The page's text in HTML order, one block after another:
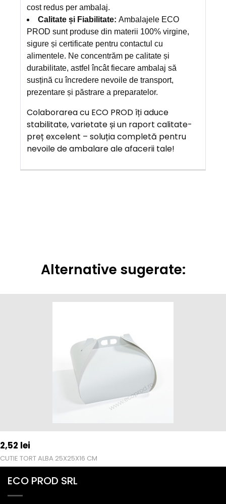
cost redus per ambalaj.
Calitate și Fiabilitate: Ambalajele ECO
PROD sunt produse din materii 100% virgine,
sigure și certificate pentru contactul cu
alimentele. Ne concentrăm pe calitate și
durabilitate, astfel încât fiecare ambalaj să
susțină cu încredere nevoile de transport,
prezentare și păstrare a preparatelor.
Colaborarea cu ECO PROD îți aduce
stabilitate, varietate și un raport calitate-
preț excelent – soluția completă pentru
nevoile de ambalare ale afacerii tale!
Alternative sugerate:
2,52 lei
CUTIE TORT ALBA 25X25X16 CM
ECO PROD SRL